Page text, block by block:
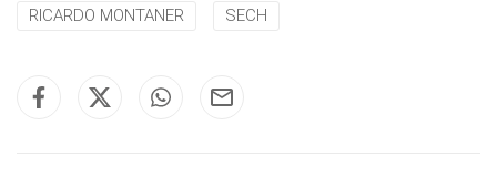
RICARDO MONTANER SECH